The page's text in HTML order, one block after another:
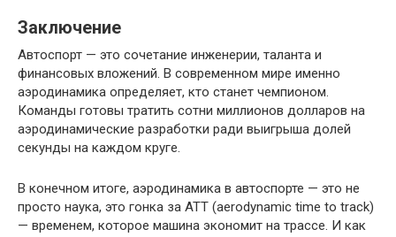
Заключение
Автоспорт — это сочетание инженерии, таланта и
финансовых вложений. В современном мире именно
аэродинамика определяет, кто станет чемпионом.
Команды готовы тратить сотни миллионов долларов на
аэродинамические разработки ради выигрыша долей
секунды на каждом круге.
В конечном итоге, аэродинамика в автоспорте — это не
просто наука, это гонка за АТТ (aerodynamic time to track)
— временем, которое машина экономит на трассе. И как